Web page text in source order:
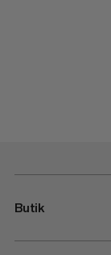
Butik